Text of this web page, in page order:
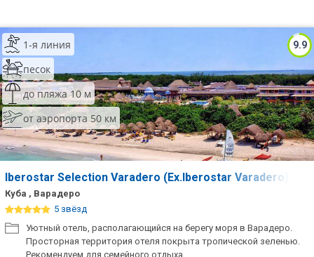
9.9
1-я линия
песок
до пляжа 10 м
от аэропорта 50 км
Iberostar Selection Varadero (Ex.Iberostar Varadero)
Куба , Варадеро
5 звёзд
Уютный отель, располагающийся на берегу моря в Варадеро.
Просторная территория отеля покрыта тропической зеленью.
Рекомендуем для семейного отдыха.